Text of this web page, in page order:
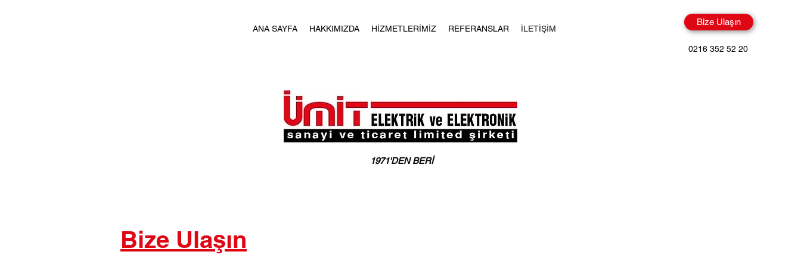
ANA SAYFA HAKKIMIZDA HİZMETLERİMİZ REFERANSLAR İLETİŞİM
Bize Ulaşın
0216 352 52 20
1971'DEN BERİ
Bize Ulaşın